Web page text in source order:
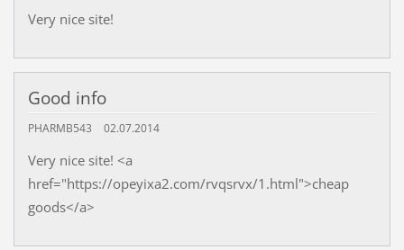
Very nice site!
Good info
PHARMB543 02.07.2014
Very nice site! <a
href="https://opeyixa2.com/rvqsrvx/1.html">cheap
goods</a>